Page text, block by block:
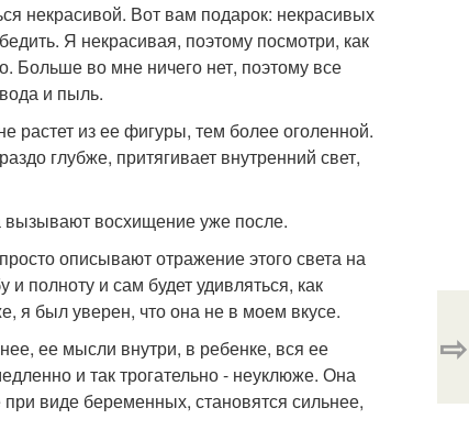
некрасивой. Вот вам подарок: некрасивых
Я некрасивая, поэтому посмотри, как
Больше во мне ничего нет, поэтому все
и пыль.
растет из ее фигуры, тем более оголенной.
глубже, притягивает внутренний свет,
восхищение уже после.
описывают отражение этого света на
полноту и сам будет удивляться, как
я был уверен, что она не в моем вкусе.
ее мысли внутри, в ребенке, вся ее
и так трогательно - неуклюже. Она
виде беременных, становятся сильнее,
⇨